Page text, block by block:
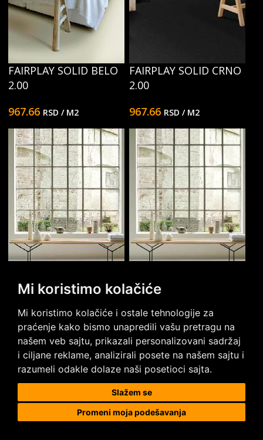
Mi koristimo kolačiće
Mi koristimo kolačiće i ostale tehnologije za
praćenje kako bismo unapredili vašu pretragu na
našem veb sajtu, prikazali personalizovani sadržaj
i ciljane reklame, analizirali posete na našem sajtu i
razumeli odakle dolaze naši posetioci sajta.
Slažem se
Promeni moja podešavanja
FAIRPLAY SOLID BELO
2.00
967.66 RSD / M2
FAIRPLAY SOLID CRNO
2.00
967.66 RSD / M2
NOVO MONTREAL
194L 2.00
958.85 RSD / M2
NOVO MONTREAL
194L 4.00
958.85 RSD / M2